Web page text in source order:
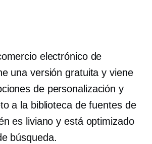
electrónico de
una versión gratuita y viene
de personalización y
a la biblioteca de fuentes de
es liviano y está optimizado
búsqueda.